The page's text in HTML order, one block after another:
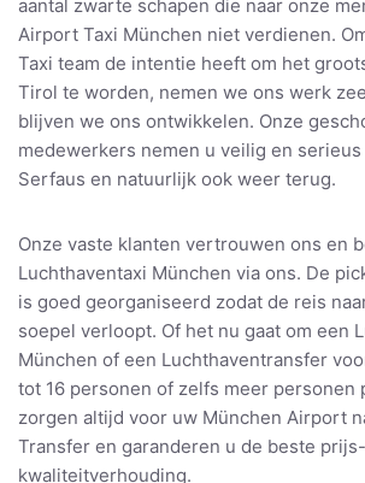
aantal zwarte schapen die naar onze
Airport Taxi München niet verdienen.
Taxi team de intentie heeft om het
Tirol te worden, nemen we ons werk
blijven we ons ontwikkelen. Onze
medewerkers nemen u veilig en
Serfaus en natuurlijk ook weer terug.
Onze vaste klanten vertrouwen ons en
Luchthaventaxi München via ons. De
is goed georganiseerd zodat de reis
soepel verloopt. Of het nu gaat om een
München of een Luchthaventransfer
tot 16 personen of zelfs meer personen
zorgen altijd voor uw München Airport
Transfer en garanderen u de beste prijs-
kwaliteitverhouding.